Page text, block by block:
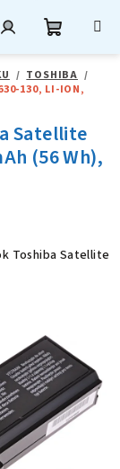
/ TOSHIBA /
130, LI-ION,
Satellite
(56 Wh),
Toshiba Satellite